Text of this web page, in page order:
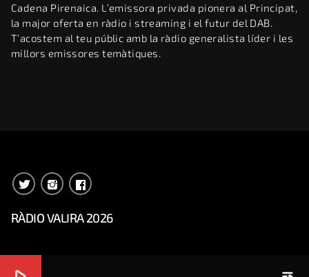
Cadena Pirenaica. L’emissora privada pionera al Principat,
la major oferta en ràdio i streaming i el futur del DAB.
T’acostem al teu públic amb la ràdio generalista líder i les
millors emissores temàtiques.
RÀDIO VALIRA 2026